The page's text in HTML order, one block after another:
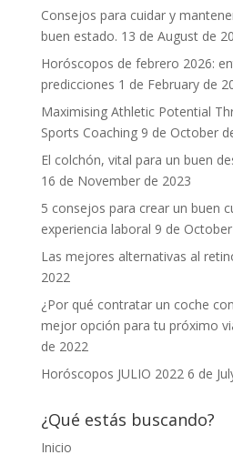
Consejos para cuidar y
buen estado. 13 de August de
Horóscopos de febrero 2026:
predicciones 1 de February de
Maximising Athletic Potential
Sports Coaching 9 de October
El colchón, vital para un buen
16 de November de 2023
5 consejos para crear un buen
experiencia laboral 9 de
Las mejores alternativas al
2022
¿Por qué contratar un coche
mejor opción para tu próximo
de 2022
Horóscopos JULIO 2022 6 de
¿Qué estás buscando?
Inicio